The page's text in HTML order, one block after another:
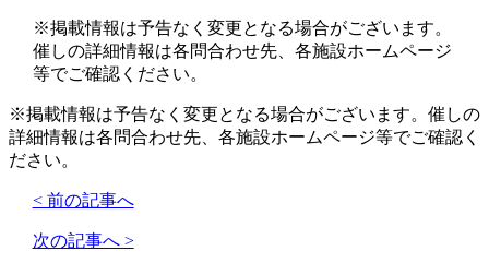
※掲載情報は予告なく変更となる場合がございます。
催しの詳細情報は各問合わせ先、各施設ホームページ
等でご確認ください。
※掲載情報は予告なく変更となる場合がございます。催しの
詳細情報は各問合わせ先、各施設ホームページ等でご確認く
ださい。
< 前の記事へ
次の記事へ >